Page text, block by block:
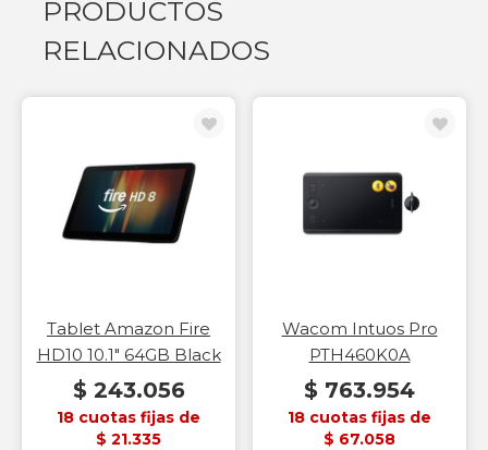
PRODUCTOS
RELACIONADOS
Tablet Amazon Fire
HD10 10.1" 64GB Black
$ 243.056
18 cuotas fijas de
$ 21.335
Wacom Intuos Pro
PTH460K0A
$ 763.954
18 cuotas fijas de
$ 67.058